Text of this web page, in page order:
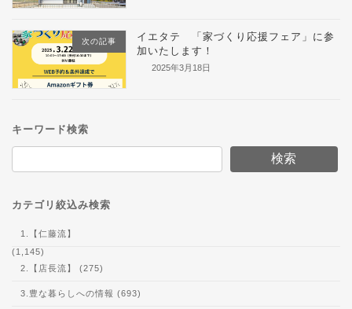
次の記事
イエタテ 「家づくり応援フェア」に参
加いたします！
2025年3月18日
キーワード検索
検索
カテゴリ絞込み検索
1.【仁藤流】
(1,145)
2.【店長流】 (275)
3.豊な暮らしへの情報 (693)